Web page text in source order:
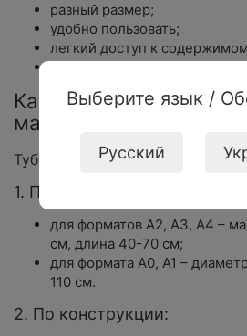
Выберите язык /
Русский
разный размер;
удобно пользовать;
легкий доступ к
невысокая цена.
Какой тубус купить в
магазине Дом
Тубус для бумаги можно
1. По размеру:
для форматов А2, А3, А4 –
см, длина 40-70 см;
для формата А0, А1 –
110 см.
2. По конструкции: